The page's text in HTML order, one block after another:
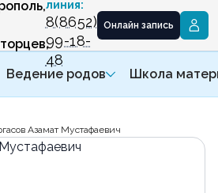
линия:
8(8652)
99-18-
48
Онлайн запись
Ведение родов Школа
Азамат Мустафаевич